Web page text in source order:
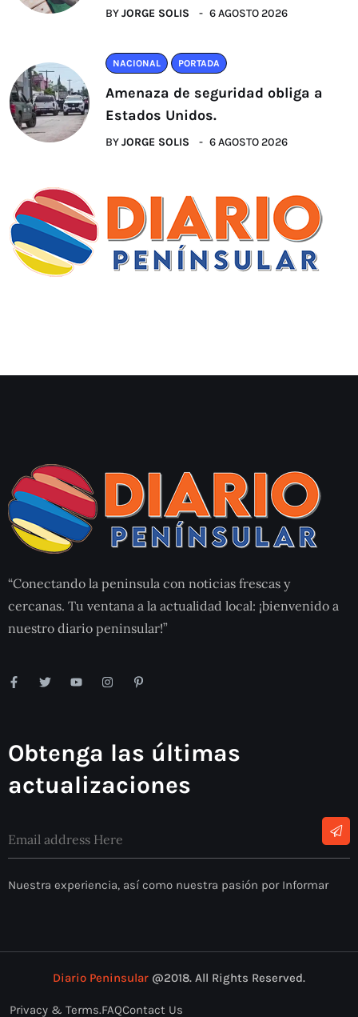
BYJORGE SOLIS 6 AGOSTO 2026
NACIONAL PORTADA
Amenaza de seguridad obliga a
Estados Unidos.
BYJORGE SOLIS 6 AGOSTO 2026
“Conectando la peninsula con noticias frescas y
cercanas. Tu ventana a la actualidad local: ¡bienvenido a
nuestro diario peninsular!”
Obtenga las últimas
actualizaciones
Nuestra experiencia, así como nuestra pasión por Informar
Diario Peninsular @2018. All Rights Reserved.
Privacy & Terms.FAQContact Us